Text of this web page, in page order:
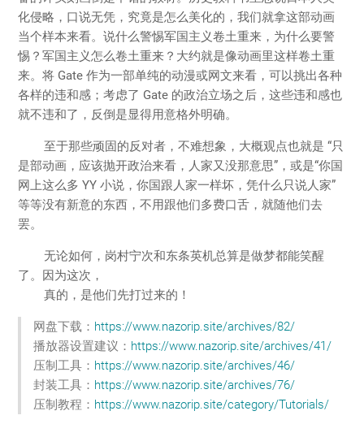
化侵略，口说无凭，究竟是怎么美化的，我们就拿这部动画
当个样本来看。说什么警惕军国主义卷土重来，为什么要警
惕？军国主义怎么卷土重来？大约就是像动画里这样卷土重
来。将 Gate 作为一部单纯的动漫或网文来看，可以挑出各种
各样的违和感；考虑了 Gate 的政治立场之后，这些违和感也
就不违和了，反倒是显得用意格外明确。
至于那些顽固的反对者，不难想象，大概观点也就是 “只
是部动画，应该抛开政治来看，人家又没那意思”，或是“你国
网上这么多 YY 小说，你国跟人家一样坏，凭什么只说人家”
等等没有新意的东西，不用跟他们多费口舌，就随他们去
罢。
无论如何，岗村宁次和东条英机总算是做梦都能笑醒
了。因为这次，
真的，是他们先打过来的！
网盘下载： https://www.nazorip.site/archives/82/
播放器设置建议： https://www.nazorip.site/archives/41/
压制工具： https://www.nazorip.site/archives/46/
封装工具： https://www.nazorip.site/archives/76/
压制教程： https://www.nazorip.site/category/Tutorials/